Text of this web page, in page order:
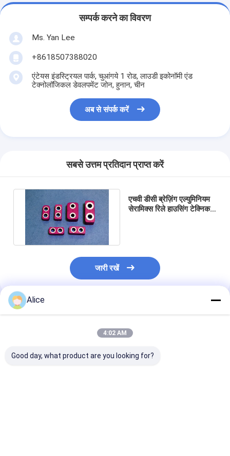
सम्पर्क करने का विवरण
Ms. Yan Lee
+8618507388020
एंटेयस इंडस्ट्रियल पार्क, चुआंगये 1 रोड, लाउडी इकोनॉमी एंड
टेक्नोलॉजिकल डेवलपमेंट जोन, हुनान, चीन
अब से संपर्क करें
सबसे उत्तम प्रतिदान प्राप्त करें
एचवी डीसी ब्रेज़िंग एल्युमिनियम
सेरामिक्स रिले हाउसिंग टेक्निकल
जारी रखें
अनुशंसित उत्पाद
Alice
4:02 AM
Good day, what product are you looking for?